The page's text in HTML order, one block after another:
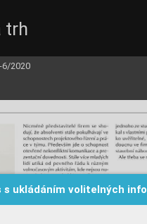
s ukládáním volitelných
trh
2020